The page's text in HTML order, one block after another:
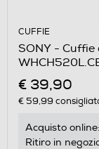
CUFFIE
SONY - Cuffie
€ 39,90
€ 59,99
Acquisto online:
Ritiro in